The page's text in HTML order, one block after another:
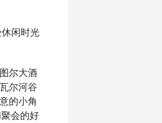
闲时光
尔大酒
尔河谷
的小角
会的好